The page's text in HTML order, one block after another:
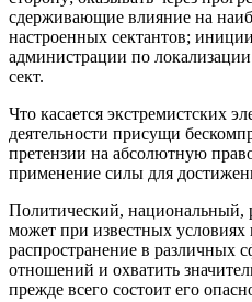
сдерживающие влияние на
настроенных сектантов;
администрации по
сект.
Что касается экстремистских
деятельности присущи
претензии на абсолютную
применение силы для
Политический, национальный,
может при известных
распространение в различных
отношений и охватить
прежде всего состоит его